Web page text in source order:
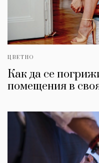
ЦВЕТНО
Как да се
помещения в